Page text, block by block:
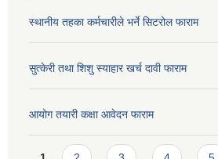
स्थानीय तहका कर्मचारीले भर्ने सिटरोल फाराम
सुत्केरी तथा शिशु स्याहार खर्च दावी फाराम
आयोग तयारी कक्षा आवेदन फाराम